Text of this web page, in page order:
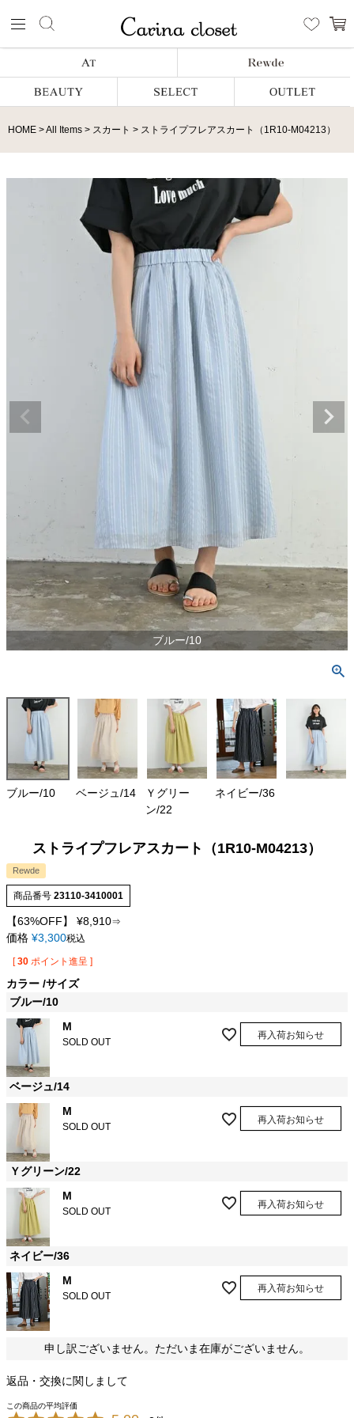
HOME All Items スカート ストライプフレアスカート（1R10-M04213）
ブルー/10
ブルー/10 ベージュ/14
Ｙグリー
ン/22
ネイビー/36
ストライプフレアスカート（1R10-M04213）
Rewde
商品番号 23110-3410001
【63%OFF】 ¥8,910⇒
価格 ¥3,300税込
[ 30 ポイント進呈 ]
カラー サイズ
ブルー/10
M
SOLD OUT
再入荷お知らせ
ベージュ/14
M
SOLD OUT
再入荷お知らせ
Ｙグリーン/22
M
SOLD OUT
再入荷お知らせ
ネイビー/36
M
SOLD OUT
再入荷お知らせ
申し訳ございません。ただいま在庫がございません。
返品・交換に関しまして